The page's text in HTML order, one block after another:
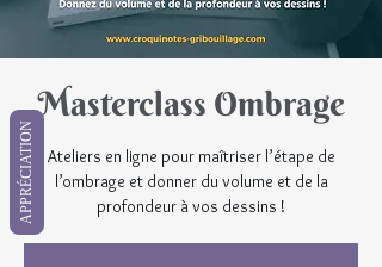
Masterclass Ombrage
Ateliers en ligne pour maîtriser l’étape de
l’ombrage et donner du volume et de la
profondeur à vos dessins !
APPRÉCIATION